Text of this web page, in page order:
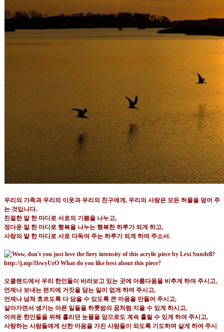
우리의 가족과 우리의 이웃과 우리의 친구에게 , 우리의 사랑은 모든 허물을 덮어 주
는 것입니다.
친절한 말 한 마디로 서로의 기쁨을 나누고,
정다운 말 한 마디로 행복을 나누는 행복한 하루가 되게 하고,
사랑의 말 한 마디로 서로 다독여 주는 하루가 되게 하여 주소서.
오클랜드에서 우리 한인들이 바라보고 있는 곳에 아름다움을 비추게 하여 주시고,
언제나 보내는 편지에 거짓을 담는 일이 없게 햐여 주시고,
언제나 넘쳐 흐르도록 다 담을 수 있도록 큰 마음을 만들어 주시고,
살아가면서 생기는 아픈 일들을 하룻밤의 꿈처럼 지울 수 있게 하시고,
어려운 한인들을 위해 흘리던 눈물을 앞으로도 계속 흘릴 수 있게 하여 주시고,
사랑하는 사람들에게 선한 마음을 가진 사람들이 되도록 기도하며 살게 하여 주시